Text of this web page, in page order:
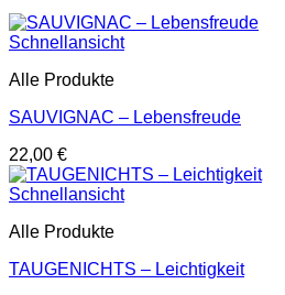
Schnellansicht
Alle Produkte
SAUVIGNAC – Lebensfreude
22,00 €
Schnellansicht
Alle Produkte
TAUGENICHTS – Leichtigkeit